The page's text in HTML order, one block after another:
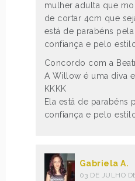
mulher adulta que
de cortar 4cm que
está de parabéns
confiança e pelo
Concordo com a
A Willow é uma diva
KKKK
Ela está de parabéns
confiança e pelo
Gabriela A.
03 DE JULHO